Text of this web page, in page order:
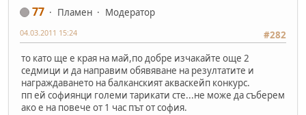
77 Пламен
Модератор
#282
04.03.2011 15:24
то като ще е края на май,по добре изчакайте още 2
седмици и да направим обявяване на резултатите и
награждаването на балканският акваскейп конкурс.
пп ей софиянци големи тарикати сте...не може да съберем
ако е на повече от 1 час път от софия.